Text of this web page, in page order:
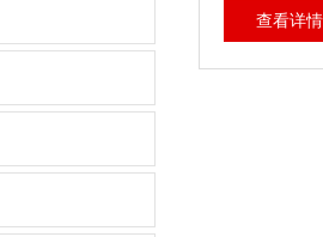
查看详情